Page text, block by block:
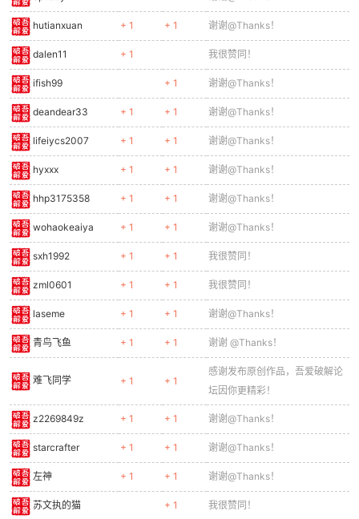
hutianxuan + 1 + 1 谢谢@Thanks！
dalen11 + 1 我很赞同！
ifish99 + 1 谢谢@Thanks！
deandear33 + 1 + 1 谢谢@Thanks！
lifeiycs2007 + 1 + 1 谢谢@Thanks！
hyxxx + 1 + 1 谢谢@Thanks！
hhp3175358 + 1 + 1 谢谢@Thanks！
wohaokeaiya + 1 + 1 谢谢@Thanks！
sxh1992 + 1 + 1 我很赞同！
zml0601 + 1 + 1 我很赞同！
laseme + 1 + 1 谢谢@Thanks！
青鸟飞鱼 + 1 + 1 谢谢 @Thanks！
难飞同学 + 1 + 1
感谢发布原创作品，吾爱破解论
坛因你更精彩！
z2269849z + 1 + 1 谢谢@Thanks！
starcrafter + 1 + 1 谢谢@Thanks！
左神 + 1 + 1 谢谢@Thanks！
苏文执的猫 + 1 我很赞同！